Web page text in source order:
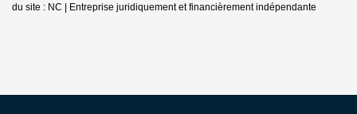
du site : NC | Entreprise juridiquement et financièrement indépendante